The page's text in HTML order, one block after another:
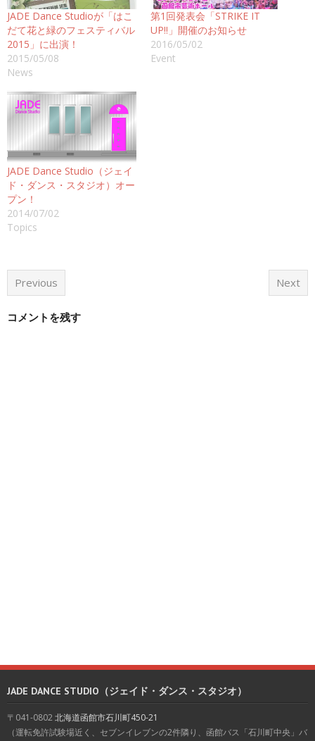
JADE Dance Studioが「はこ
だて花と緑のフェスティバル
2015」に出演！
2015/05/08
News
第1回発表会「STRIKE IT
UP!!」開催のお知らせ
2016/05/02
Event
JADE Dance Studio（ジェイ
ド・ダンス・スタジオ）オー
プン！
2014/07/02
Topics
Previous Next
コメントを残す
JADE DANCE STUDIO（ジェイド・ダンス・スタジオ）
〒041-0802北海道函館市石川町450-21
（運転免許試験場近く、セブンイレブンの2件隣り、函館バス「石川町中央」バ